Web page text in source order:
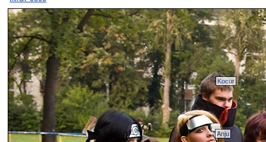
Anju
Kocur